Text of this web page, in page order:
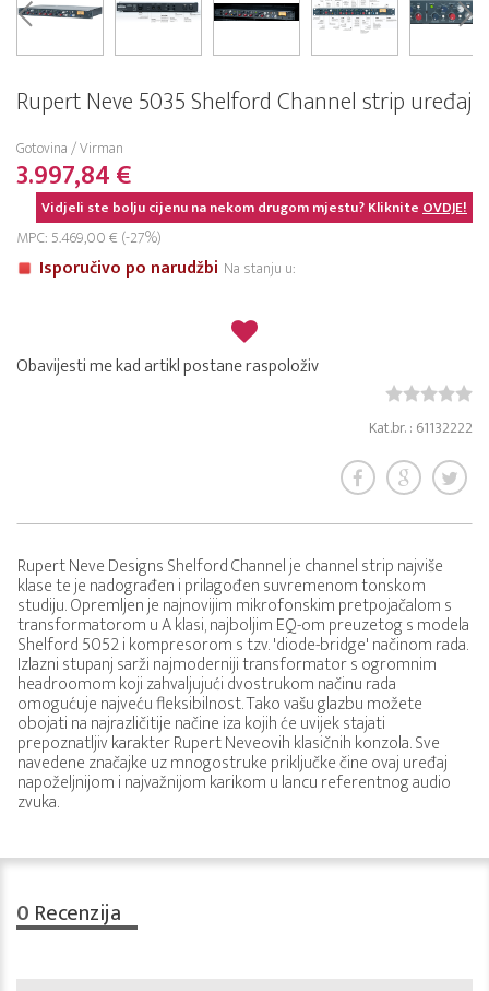
Rupert Neve 5035 Shelford Channel strip uređaj
Gotovina / Virman
3.997,84 €
Vidjeli ste bolju cijenu na nekom drugom mjestu? KlikniteOVDJE!
MPC: 5.469,00 € (-27%)
Isporučivo po narudžbi Na stanju u:
Obavijesti me kad artikl postane raspoloživ
Kat.br. : 61132222
Rupert Neve Designs Shelford Channel je channel strip najviše
klase te je nadograđen i prilagođen suvremenom tonskom
studiju. Opremljen je najnovijim mikrofonskim pretpojačalom s
transformatorom u A klasi, najboljim EQ-om preuzetog s modela
Shelford 5052 i kompresorom s tzv. 'diode-bridge' načinom rada.
Izlazni stupanj sarži najmoderniji transformator s ogromnim
headroomom koji zahvaljujući dvostrukom načinu rada
omogućuje najveću fleksibilnost. Tako vašu glazbu možete
obojati na najrazličitije načine iza kojih će uvijek stajati
prepoznatljiv karakter Rupert Neveovih klasičnih konzola. Sve
navedene značajke uz mnogostruke priključke čine ovaj uređaj
napoželjnijom i najvažnijom karikom u lancu referentnog audio
zvuka.
0 Recenzija